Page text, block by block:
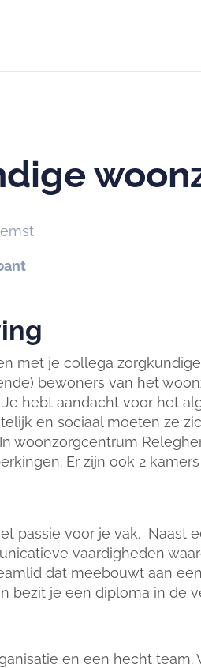
met je collega
bewoners van het
hebt aandacht voor het
en sociaal moeten ze
woonzorgcentrum
Er zijn ook 2
passie voor je vak. Naast
vaardigheden
dat meebouwt aan
bezit je een diploma in de
en een hecht team.